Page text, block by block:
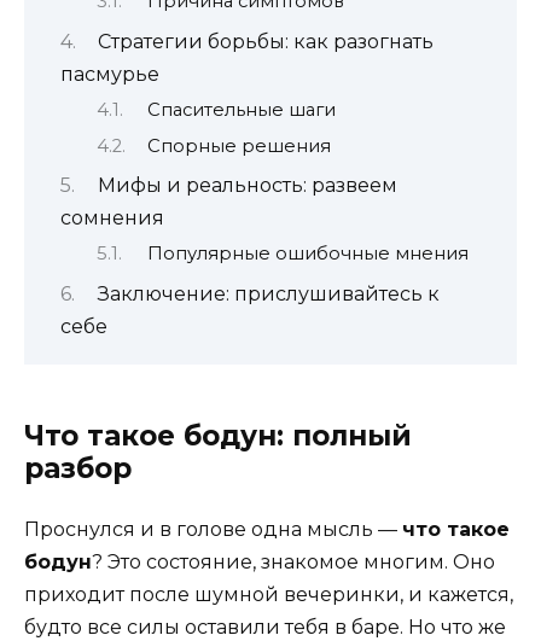
Стратегии борьбы: как разогнать
пасмурье
Спасительные шаги
Спорные решения
Мифы и реальность: развеем
сомнения
Популярные ошибочные мнения
Заключение: прислушивайтесь к
себе
Что такое бодун: полный
разбор
Проснулся и в голове одна мысль — что такое
бодун? Это состояние, знакомое многим. Оно
приходит после шумной вечеринки, и кажется,
будто все силы оставили тебя в баре. Но что же